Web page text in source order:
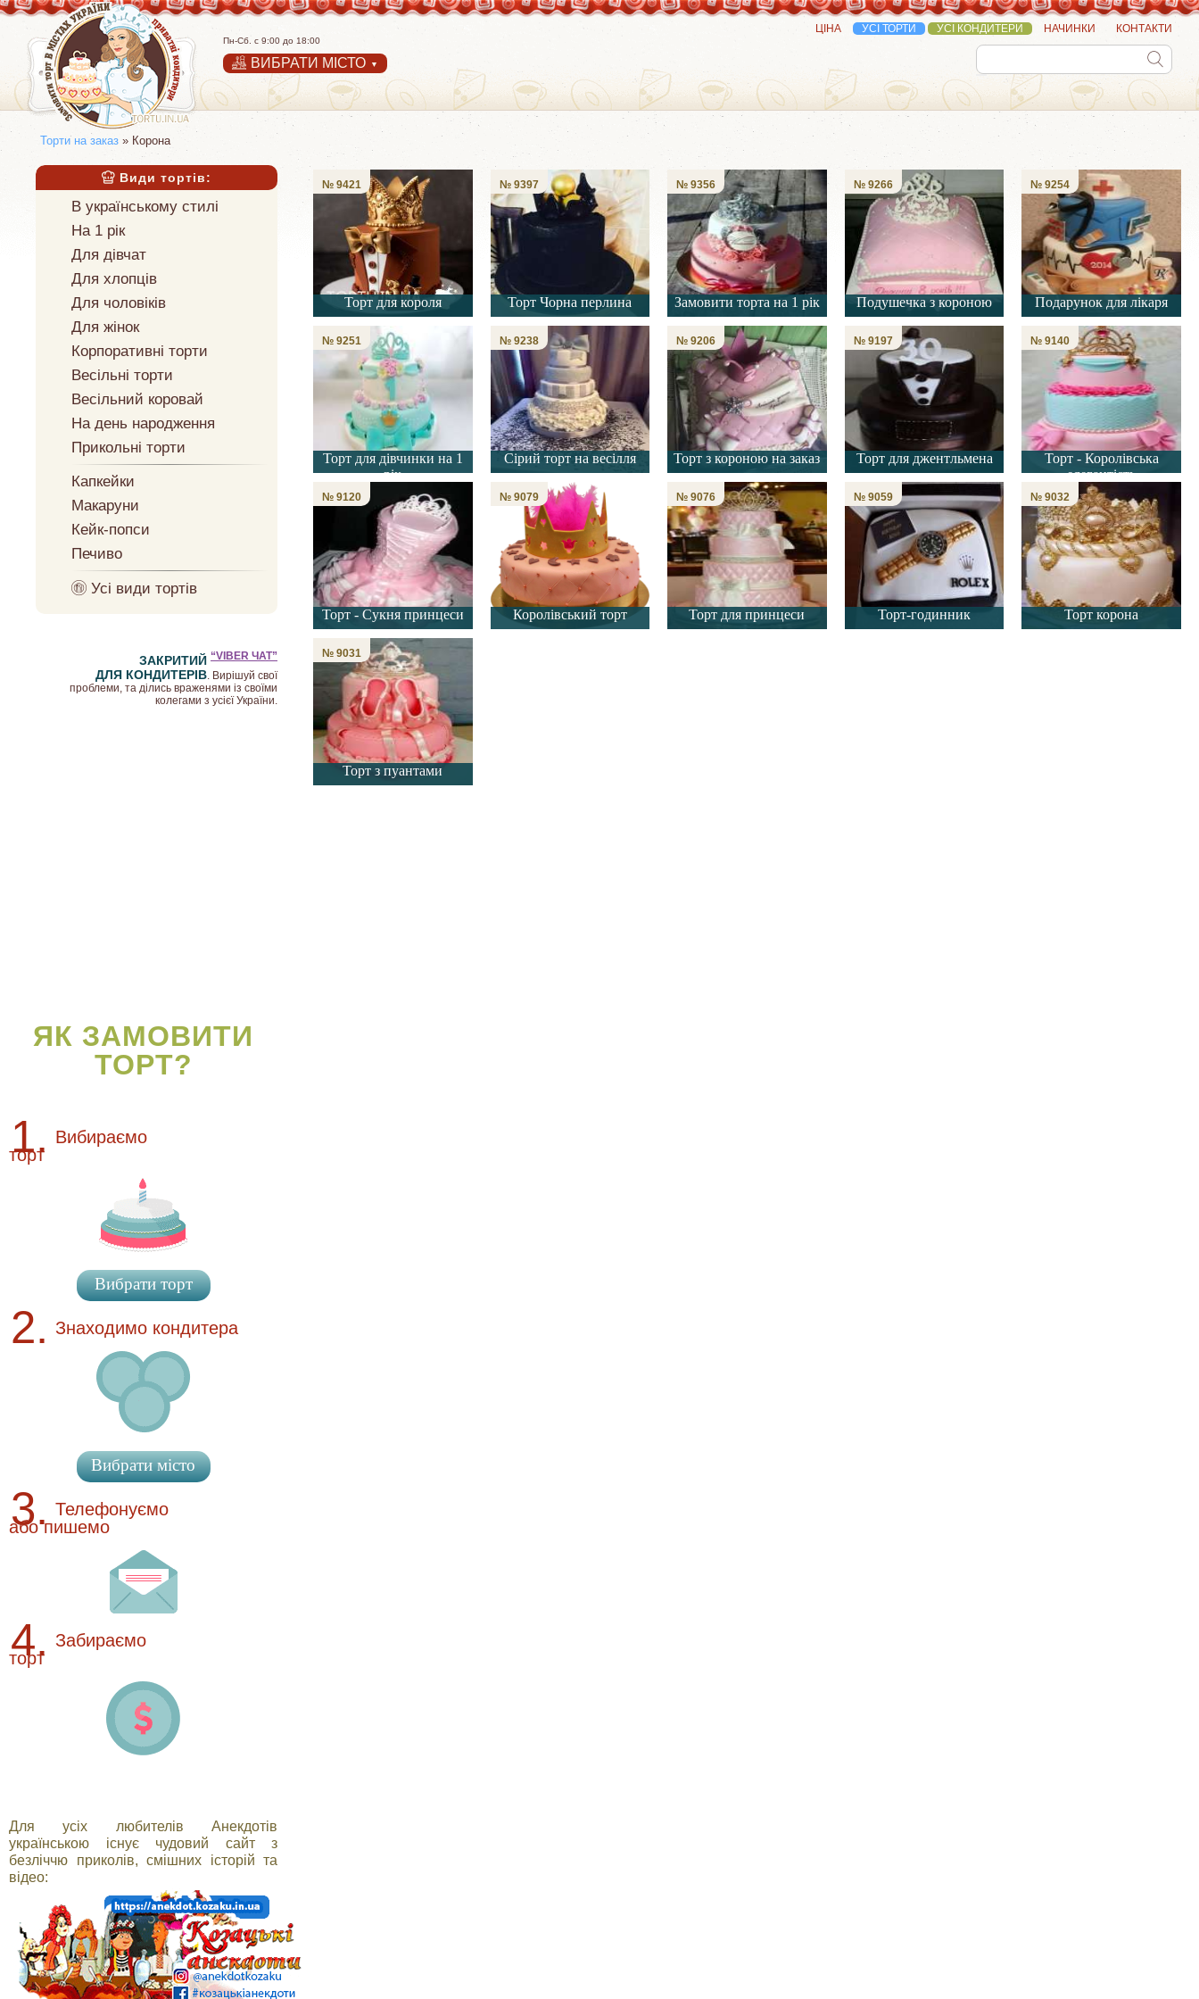
Пн-Cб. с 9:00 до 18:00
ЦІНА УСІ ТОРТИ УСІ КОНДИТЕРИ НАЧИНКИ КОНТАКТИ
ВИБРАТИ МІСТО ▼
Торти на заказ » Корона
Торт для короля
№ 9421
Торт Чорна перлина
№ 9397
Замовити торта на 1 рік
№ 9356
Подушечка з короною
№ 9266
Подарунок для лікаря
№ 9254
Торт для дівчинки на 1
рік
№ 9251
Сірий торт на весілля
№ 9238
Торт з короною на заказ
№ 9206
Торт для джентльмена
№ 9197
Торт - Королівська
елегантість
№ 9140
Торт - Сукня принцеси
№ 9120
Королівський торт
№ 9079
Торт для принцеси
№ 9076
Торт-годинник
№ 9059
Торт корона
№ 9032
Торт з пуантами
№ 9031
Види тортів:
В українському стилі
На 1 рік
Для дівчат
Для хлопців
Для чоловіків
Для жінок
Корпоративні торти
Весільні торти
Весільний коровай
На день народження
Прикольні торти
Капкейки
Макаруни
Кейк-попси
Печиво
Усі види тортів
ЗАКРИТИЙ “VIBER ЧАТ”
ДЛЯ КОНДИТЕРІВ . Вирішуй свої
проблеми, та ділись враженями із своїми
колегами з усієї України.
ЯК ЗАМОВИТИ
ТОРТ?
1. Вибираємо
торт
Вибрати торт
2. Знаходимо кондитера
Вибрати місто
3. Телефонуємо
або пишемо
4. Забираємо
торт
Для усіх любителів Анекдотів
українською існує чудовий сайт з
безліччю приколів, смішних історій та
відео: